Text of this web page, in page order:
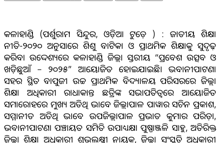
କଳାହାଣ୍ଡି (ପର୍ଶୁରାମ ସିନ୍ଦୁର, ଓଡ଼ିଆ ଟୁଡ଼େ ) : ଜାତୀୟ ଶିକ୍ଷା
ନୀତି-୨୦୨୦ ଅନୁସାରେ ଶିଶୁ ବାଟିକା ଓ ପ୍ରାଥମିକ ଶିକ୍ଷାକୁ ସୁଦୃଢ଼
କରିବା ଉଦ୍ଦେଶ୍ୟରେ କଳାହାଣ୍ଡି ଜିଲ୍ଲା ସ୍ତରୀୟ “ପ୍ରବେଶ ଉତ୍ସବ ଓ
ଖଡ଼ିଛୁଆଁ – ୨୦୨୫” ଆୟୋଜିତ ହୋଇଯାଇଛି। ଭବାନୀପାଟଣା
ସହର ସ୍ଥିତ ବାପୁଜୀ ଉଚ୍ଚ ପ୍ରାଥମିକ ବିଦ୍ୟାଳୟ ପରିସରରେ ଜିଲ୍ଲା
ଶିକ୍ଷା ଅଧିକାରୀ ରାଧାକାନ୍ତ ଛତ୍ରିଙ୍କ ସଭାପତିତ୍ଵରେ ଆୟୋଜିତ
ସମାରୋହରେ ମୁଖ୍ୟ ଅତିଥି ଭାବେ ଜିଲ୍ଲାପାଳ ପାୱାର ସଚିନ ପ୍ରକାଶ,
ସମ୍ମାନୀତ ଅତିଥି ଭାବେ ଉପଜିଲ୍ଲାପାଳ ପ୍ରଭାତ କୁମାର ପରିଡ଼ା,
ଭବାନୀପାଟଣା ପଞ୍ଚାୟତ ସମିତି ଉପାଧ୍ୟକ୍ଷା ପୁଷ୍ପାଞ୍ଜଳି ସାହୁ, ଅତିରିକ୍ତ
ଜିଲ୍ଲା ଶିକ୍ଷା ଅଧିକାରୀ ଶୁଭଲକ୍ଷ୍ମୀ ନାୟକ, ଜିଲ୍ଲା ସଂସ୍କୃତି ଅଧିକାରୀ